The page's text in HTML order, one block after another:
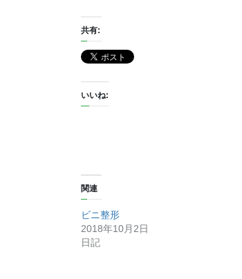
共有:
いいね:
関連
ビニ整形
2018年10月2日
日記